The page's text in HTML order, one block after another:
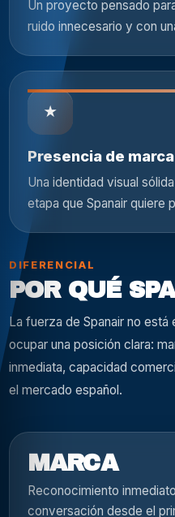
Un proyecto pensado
ruido innecesario y con
★
Presencia de marca
Una identidad visual
etapa que Spanair quiere
DIFERENCIAL
POR QUÉ
La fuerza de Spanair no está
ocupar una posición clara:
inmediata, capacidad
el mercado español.
MARCA
Reconocimiento
conversación desde el